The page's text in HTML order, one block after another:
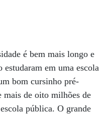
é bem mais longo e
estudaram em uma escola
bom cursinho pré-
mais de oito milhões de
pública. O grande